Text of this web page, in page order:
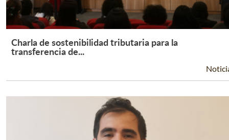
Leer Más +
Charla de sostenibilidad tributaria para la
transferencia de...